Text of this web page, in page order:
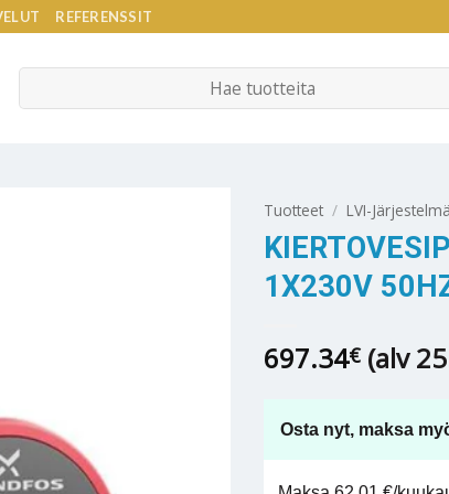
REFERENSSIT
Tuotteet / LVI-
1X230V
697.34€ (alv
Osta nyt, maksa